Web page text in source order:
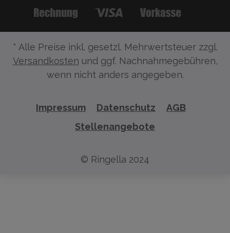
* Alle Preise inkl. gesetzl. Mehrwertsteuer zzgl.
Versandkosten und ggf. Nachnahmegebühren,
wenn nicht anders angegeben.
Impressum Datenschutz
AGB
Stellenangebote
© Ringella 2024